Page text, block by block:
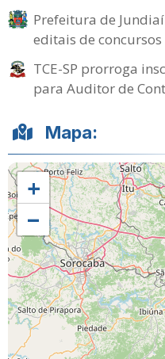
Prefeitura de
editais de
TCE-SP prorroga
para Auditor de
Mapa:
+
−